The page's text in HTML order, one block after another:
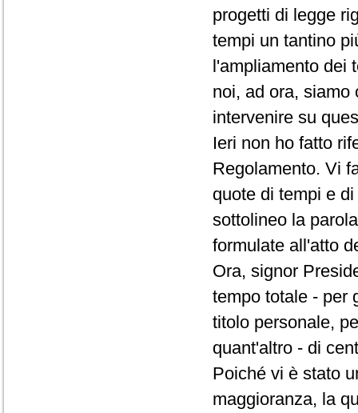
progetti di legge
tempi un tantino
l'ampliamento dei
noi, ad ora, siamo
intervenire su
Ieri non ho fatto
Regolamento. Vi
quote di tempi e
sottolineo la
formulate all'atto
Ora, signor
tempo totale - per
titolo personale,
quant'altro - di
Poiché vi è stato
maggioranza, la